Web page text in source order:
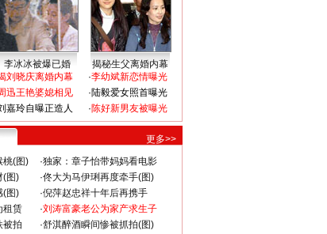
李冰冰被爆已婚
揭秘生父离婚内幕
刘晓庆离婚内幕
迅王艳婆媳相见
嘉玲自曝正造人
·李幼斌新恋情曝光
·陆毅爱女照首曝光
·陈好新男友被曝光
更多>>
桃(图) ·独家：章子怡带妈妈看电影
(图) ·佟大为马伊琍再度牵手(图)
(图) ·倪萍赵忠祥十年后再携手
租赁 ·刘涛富豪老公为家产求生子
被拍 ·舒淇醉酒瞬间惨被抓拍(图)